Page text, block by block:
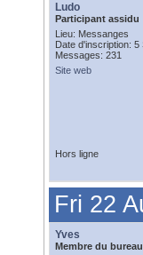
Ludo
Participant assidu
Lieu: Messanges
Date d'inscription: 5
Messages: 231
Site web
Hors ligne
Fri 22
Yves
Membre du bureau